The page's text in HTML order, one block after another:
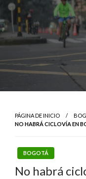
PÁGINA DE INICIO
NO HABRÁ CICLOVÍA EN
BOGOTÁ
No habrá